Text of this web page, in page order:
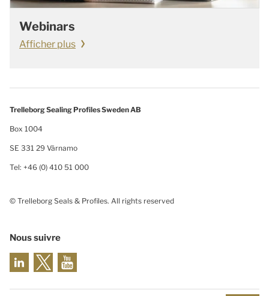
Webinars
Afficher plus
Trelleborg Sealing Profiles Sweden AB
Box 1004
SE 331 29 Värnamo
Tel: +46 (0) 410 51 000
© Trelleborg Seals & Profiles. All rights reserved
Nous suivre